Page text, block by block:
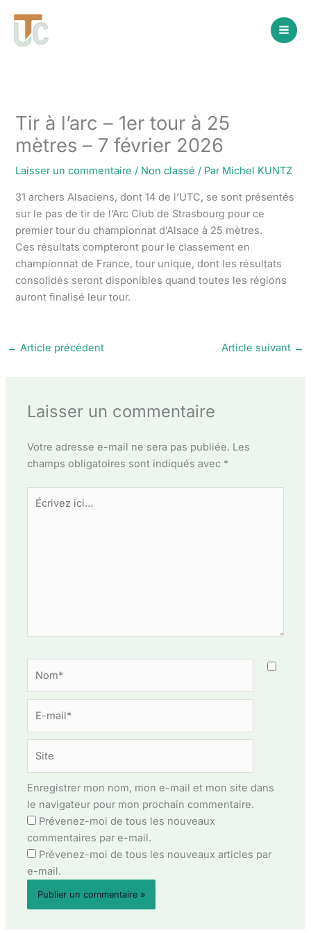
contenu
Tir à l’arc – 1er tour à 25
mètres – 7 février 2026
Laisser un commentaire / Non classé / Par Michel KUNTZ
31 archers Alsaciens, dont 14 de l’UTC, se sont présentés
sur le pas de tir de l’Arc Club de Strasbourg pour ce
premier tour du championnat d’Alsace à 25 mètres.
Ces résultats compteront pour le classement en
championnat de France, tour unique, dont les résultats
consolidés seront disponibles quand toutes les régions
auront finalisé leur tour.
← Article précédent Article suivant →
Laisser un commentaire
Votre adresse e-mail ne sera pas publiée. Les
champs obligatoires sont indiqués avec *
Écrivez
mail*
Enregistrer mon nom, mon e-mail et mon site dans
le navigateur pour mon prochain commentaire.
Prévenez-moi de tous les nouveaux
commentaires par e-mail.
Prévenez-moi de tous les nouveaux articles par
e-mail.